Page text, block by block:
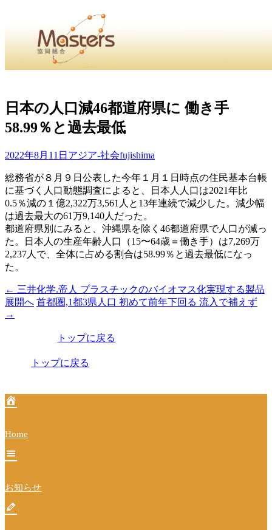
せ・
・Home・ ・理 念・ ・沿 革・ ・組織図・ ・会
協同組合Masters／
国土交通省・経済産業省・農林水産省・厚生労働省 認可
Masters組合員ログイン
日本の人口減46都道府県に 働き手
58.99％と過去最低
2022年8月11日 アジア-社会fujishima
総務省が８月９日公表した今年１月１日時点の住民基本台帳
に基づく人口動態調査によると、日本人人口は2021年比
0.5％減の１億2,322万3,561人と13年連続で減少した。減少幅
は過去最大の61万9,140人だった。
都道府県別にみると、沖縄県を除く46都道府県で人口が減っ
た。日本人の生産年齢人口（15〜64歳＝働き手）は7,269万
2,237人で、全体に占める割合は58.99％と過去最低になっ
た。
投
稿
シ
ョ
ン
← 三井化学.帝人 プラスチックのバイオマス化実現する製品
展開へ 首都圏,1都3県人口 初めて前年下回る 流入で補えず
→
トップに戻る
トップに戻る
Home
お知らせ